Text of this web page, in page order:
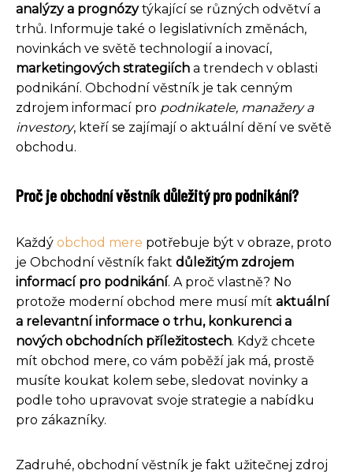
analýzy a prognózytýkající se různých odvětví a
trhů. Informuje také o legislativních změnách,
novinkách ve světě technologií a inovací,
marketingových strategiích a trendech v oblasti
podnikání. Obchodní věstník je tak cenným
zdrojem informací pro podnikatele, manažery a
investory, kteří se zajímají o aktuální dění ve světě
obchodu.
Proč je obchodní věstník důležitý pro podnikání?
Každý obchod mere potřebuje být v obraze, proto
je Obchodní věstník fakt důležitým zdrojem
informací pro podnikání. A proč vlastně? No
protože moderní obchod mere musí mít aktuální
a relevantní informace o trhu, konkurenci a
nových obchodních příležitostech. Když chcete
mít obchod mere, co vám poběží jak má, prostě
musíte koukat kolem sebe, sledovat novinky a
podle toho upravovat svoje strategie a nabídku
pro zákazníky.
Zadruhé, obchodní věstník je fakt užitečnej zdroj